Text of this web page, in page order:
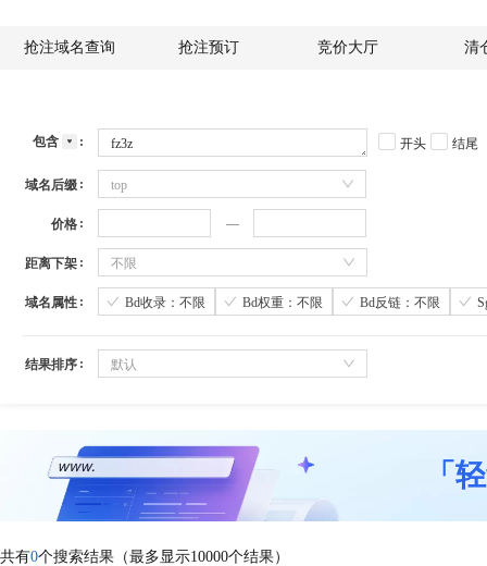
抢注域名查询 抢注预订 竞价大厅 清
包含 开头 结尾
域名后缀 top
价格
距离下架 不限
域名属性 Bd收录：不限 Bd权重：不限 Bd反链：不限
结果排序 默认
「
共有0个搜索结果（最多显示10000个结果）